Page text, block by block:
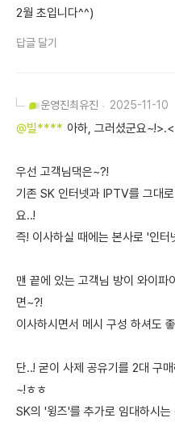
2월 초입니다^^)
답글 달기
운영진최유진 2025-11-10
@빌**** 아하, 그러셨군요~!>.<
우선 고객님댁은~?!
기존 SK 인터넷과 IPTV를 그대
요..!
즉! 이사하실 때에는 본사로 '인
맨 끝에 있는 고객님 방이 와이파
면~?!
이사하시면서 메시 구성 하셔도
단..! 굳이 사제 공유기를 2대 구
~!ㅎㅎ
SK의 '윙즈'를 추가로 임대하시는